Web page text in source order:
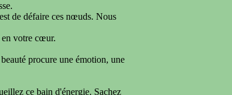
de défaire ces nœuds. Nous
en votre cœur.
procure une émotion, une
ce bain d'énergie. Sachez